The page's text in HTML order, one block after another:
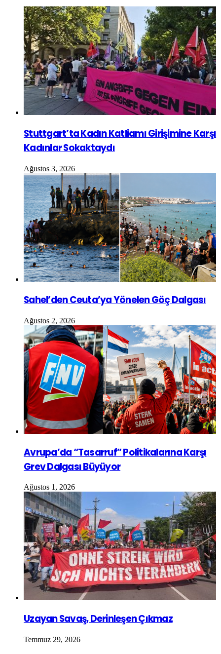
Stuttgart’ta Kadın Katliamı Girişimine Karşı
Kadınlar Sokaktaydı
Ağustos 3, 2026
Sahel’den Ceuta’ya Yönelen Göç Dalgası
Ağustos 2, 2026
Avrupa’da “Tasarruf” Politikalarına Karşı
Grev Dalgası Büyüyor
Ağustos 1, 2026
Uzayan Savaş, Derinleşen Çıkmaz
Temmuz 29, 2026